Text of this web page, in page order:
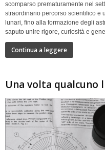
scomparso prematuramente nel
straordinario percorso scientifico e
lunari, fino alla formazione degli
saputo unire rigore, curiosità e
Continua a leggere
Una volta qualcuno